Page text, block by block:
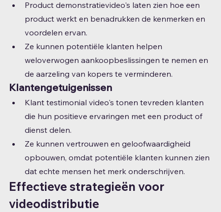
Product demonstratievideo's laten zien hoe een
product werkt en benadrukken de kenmerken en
voordelen ervan.
Ze kunnen potentiële klanten helpen
weloverwogen aankoopbeslissingen te nemen en
de aarzeling van kopers te verminderen.
Klantengetuigenissen
Klant testimonial video's tonen tevreden klanten
die hun positieve ervaringen met een product of
dienst delen.
Ze kunnen vertrouwen en geloofwaardigheid
opbouwen, omdat potentiële klanten kunnen zien
dat echte mensen het merk onderschrijven.
Effectieve strategieën voor
videodistributie